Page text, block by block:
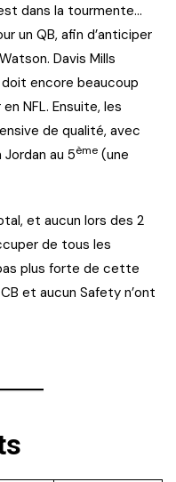
dans la tourmente…
un QB, afin d’anticiper
Davis Mills
encore beaucoup
NFL. Ensuite, les
de qualité, avec
au 5ème (une
et aucun lors des 2
de tous les
plus forte de cette
et aucun Safety n’ont